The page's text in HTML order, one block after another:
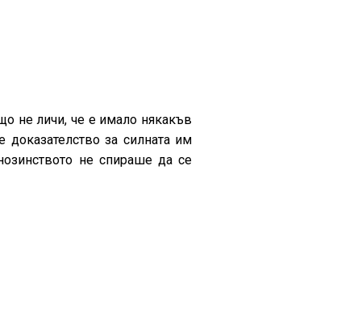
не личи, че е имало някакъв
за силната им
не спираше да се